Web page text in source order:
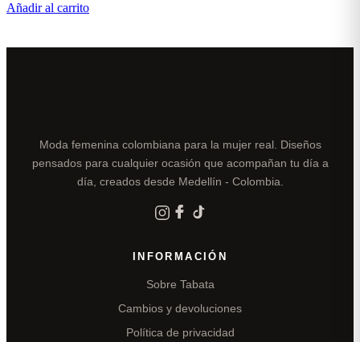
Añadir al carrito
Moda femenina colombiana para la mujer real. Diseños
pensados para cualquier ocasión que acompañan tu día a
día, creados desde Medellín - Colombia.
INFORMACIÓN
Sobre Tabata
Cambios y devoluciones
Política de privacidad